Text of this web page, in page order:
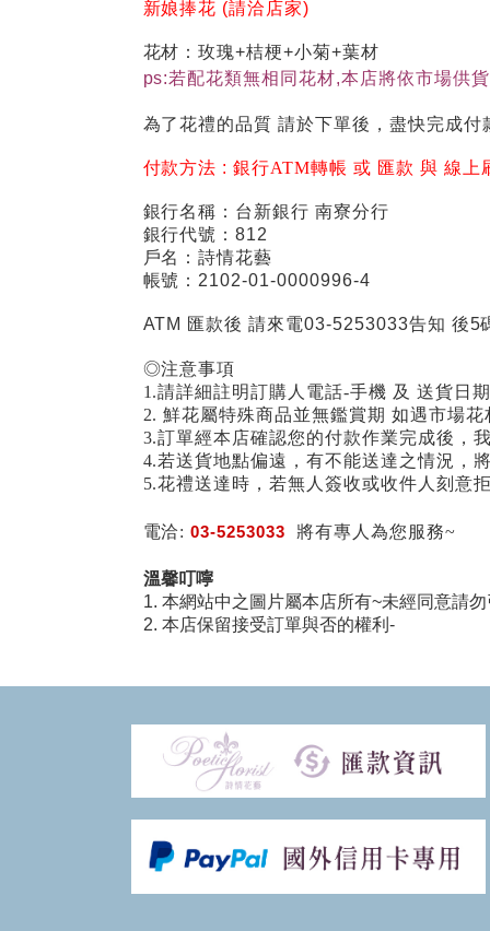
新娘捧花 (請洽店家)
花材：玫瑰+桔梗+小菊+葉材
ps:若配花類無相同花材,本店將依市場供
為了花禮的品質 請於下單後，盡快完成付
付款方法 :銀行ATM轉帳 或 匯款 與 線上
銀行名稱：台新銀行 南寮分行
銀行代號：812
戶名：詩情花藝
帳號：2102-01-0000996-4
ATM 匯款後 請來電03-5253033告知 後5
◎注意事項
1.請詳細註明訂購人電話-手機 及 送貨日
2. 鮮花屬特殊商品並無鑑賞期 如遇市場
3.訂單經本店確認您的付款作業完成後，
4.若送貨地點偏遠，有不能送達之情況，
5.花禮送達時，若無人簽收或收件人刻意
電洽:03-5253033 將有專人為您服務~
溫馨叮嚀
1. 本網站中之圖片屬本店所有~未經同意請勿
2. 本店保留接受訂單與否的權利-